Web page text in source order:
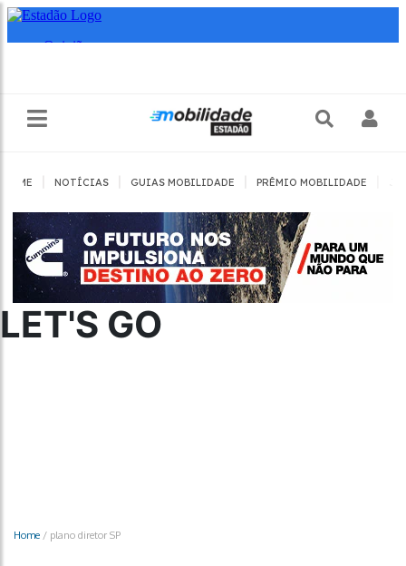
HOME NOTÍCIAS GUIAS MOBILIDADE PRÊMIO MOBILIDADE
LET'S GO
Home / plano diretor SP